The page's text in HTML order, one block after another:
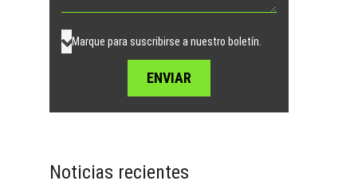
vacío.
Marque para suscribirse a nuestro boletín.
Noticias recientes